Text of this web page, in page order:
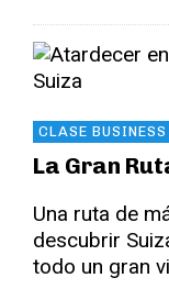
CLASE BUSINESS
La Gran
Una ruta de
descubrir
todo un gran